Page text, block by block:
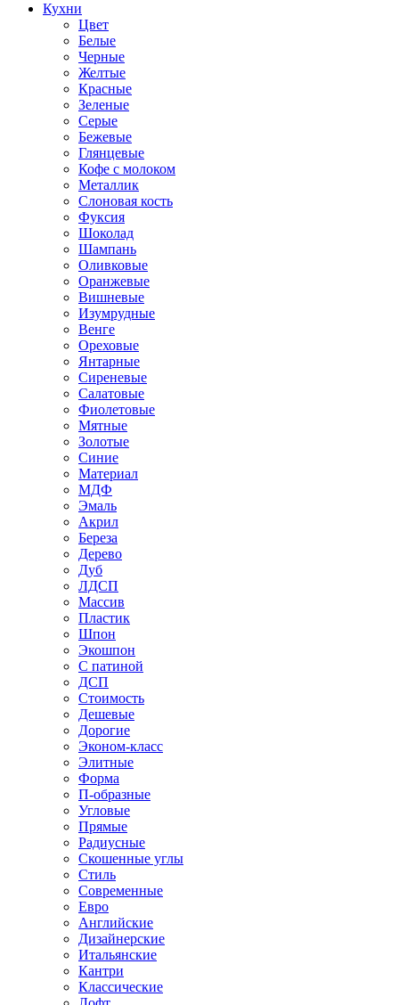
Кухни
Цвет
Белые
Черные
Желтые
Красные
Зеленые
Серые
Бежевые
Глянцевые
Кофе с молоком
Металлик
Слоновая кость
Фуксия
Шоколад
Шампань
Оливковые
Оранжевые
Вишневые
Изумрудные
Венге
Ореховые
Янтарные
Сиреневые
Салатовые
Фиолетовые
Мятные
Золотые
Синие
Материал
МДФ
Эмаль
Акрил
Береза
Дерево
Дуб
ЛДСП
Массив
Пластик
Шпон
Экошпон
С патиной
ДСП
Стоимость
Дешевые
Дорогие
Эконом-класс
Элитные
Форма
П-образные
Угловые
Прямые
Радиусные
Скошенные углы
Стиль
Современные
Евро
Английские
Дизайнерские
Итальянские
Кантри
Классические